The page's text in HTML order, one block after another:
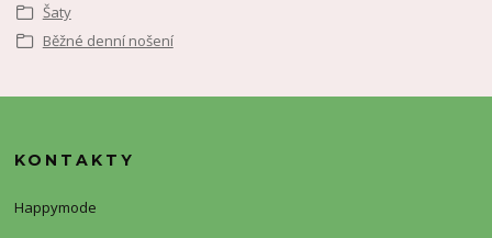
Šaty
Běžné denní nošení
KONTAKTY
Happymode